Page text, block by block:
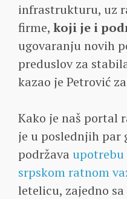
infrastrukturu, uz
firme, koji je i
ugovaranju novih
preduslov za
kazao je Petrović
Kako je naš portal
je u poslednjih par
podržava
srpskom ratnom
letelicu, zajedno